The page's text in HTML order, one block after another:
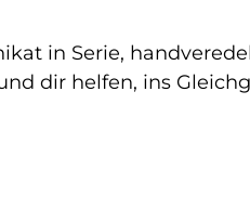
in Serie,
dir helfen, ins